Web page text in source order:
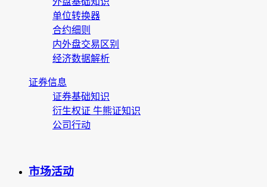
单位转换器
合约细则
内外盘交易区别
经济数据解析
证券信息
证券基础知识
衍生权证 牛熊证知识
公司行动
市场活动